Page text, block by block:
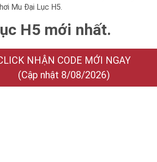
Mu Đại Lục H5.
H5 mới nhất.
NHẬN CODE MỚI NGAY
(Cập nhật 8/08/2026)